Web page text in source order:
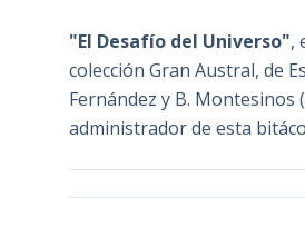
"El Desafío del Universo",
colección Gran Austral, de
Fernández y B. Montesinos
administrador de esta